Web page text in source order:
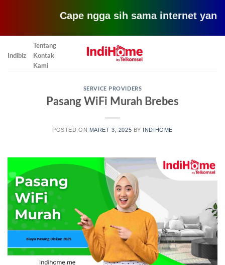
Cape ngga sih sama internet yang
Indibiz
Tentang
Kontak
Kami
SERVICE PROVIDERS
Pasang WiFi Murah Brebes
POSTED ON MARET 3, 2025 BY INDIHOME